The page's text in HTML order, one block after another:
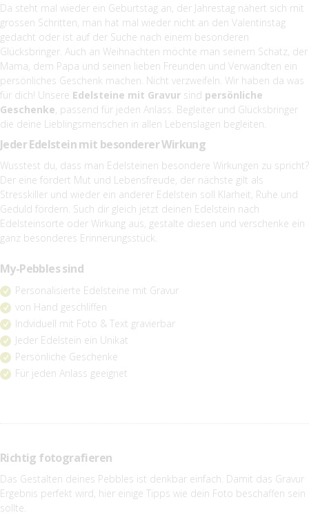
Da steht mal wieder ein Geburtstag an, der Jahrestag nähert sich mit
grossen Schritten, man hat mal wieder nicht an den Valentinstag
gedacht oder ist auf der Suche nach einem besonderen
Glücksbringer. Auch an Weihnachten möchte man seinem Schatz, der
Mama, dem Papa und seinen lieben Freunden und Verwandten ein
persönliches Geschenk machen. Nicht verzweifeln. Wir haben da was
für dich! Unsere Edelsteine mit Gravur sind persönliche
Geschenke, passend für jeden Anlass. Begleiter und Glücksbringer
die deine Lieblingsmenschen in allen Lebenslagen begleiten.
Jeder Edelstein mit besonderer Wirkung
Wusstest du, dass man Edelsteinen besondere Wirkungen zu spricht?
Der eine fördert Mut und Lebensfreude, der nächste gilt als
Stresskiller und wieder ein anderer Edelstein soll Klarheit, Ruhe und
Geduld fördern. Such dir gleich jetzt deinen Edelstein nach
Edelsteinsorte oder Wirkung aus, gestalte diesen und verschenke ein
ganz besonderes Erinnerungsstück.
My-Pebbles sind
Personalisierte Edelsteine mit Gravur
von Hand geschliffen
Indviduell mit Foto & Text gravierbar
Jeder Edelstein ein Unikat
Persönliche Geschenke
Für jeden Anlass geeignet
Richtig fotografieren
Das Gestalten deines Pebbles ist denkbar einfach. Damit das Gravur
Ergebnis perfekt wird, hier einige Tipps wie dein Foto beschaffen sein
sollte.